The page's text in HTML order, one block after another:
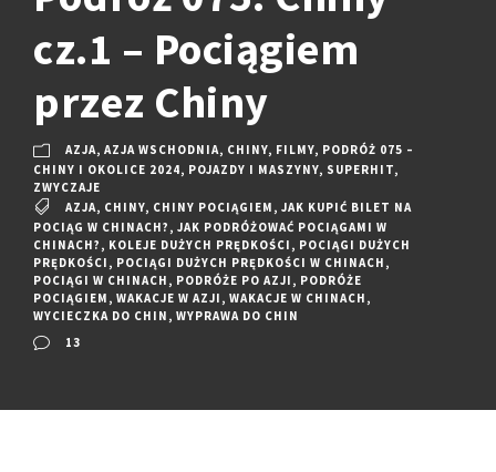
cz.1 – Pociągiem
przez Chiny
AZJA, AZJA WSCHODNIA, CHINY, FILMY, PODRÓŻ 075 –
CHINY I OKOLICE 2024, POJAZDY I MASZYNY, SUPERHIT,
ZWYCZAJE
AZJA, CHINY, CHINY POCIĄGIEM , JAK KUPIĆ BILET NA
POCIĄG W CHINACH? , JAK PODRÓŻOWAĆ POCIĄGAMI W
CHINACH? , KOLEJE DUŻYCH PRĘDKOŚCI , POCIĄGI DUŻYCH
PRĘDKOŚCI , POCIĄGI DUŻYCH PRĘDKOŚCI W CHINACH ,
POCIĄGI W CHINACH , PODRÓŻE PO AZJI , PODRÓŻE
POCIĄGIEM , WAKACJE W AZJI , WAKACJE W CHINACH ,
WYCIECZKA DO CHIN , WYPRAWA DO CHIN
13